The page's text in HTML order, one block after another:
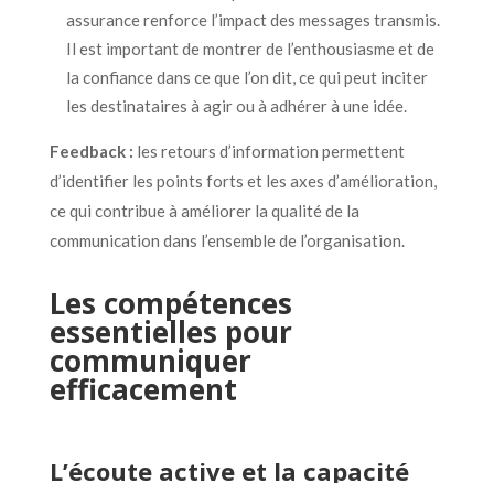
assurance renforce l’impact des messages transmis.
Il est important de montrer de l’enthousiasme et de
la confiance dans ce que l’on dit, ce qui peut inciter
les destinataires à agir ou à adhérer à une idée.
Feedback : les retours d’information permettent
d’identifier les points forts et les axes d’amélioration,
ce qui contribue à améliorer la qualité de la
communication dans l’ensemble de l’organisation.
Les compétences
essentielles pour
communiquer
efficacement
L’écoute active et la capacité